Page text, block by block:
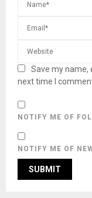
Save my name,
next time I
NOTIFY ME OF
NOTIFY ME OF